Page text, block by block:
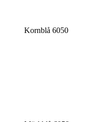
Kornblå 6050